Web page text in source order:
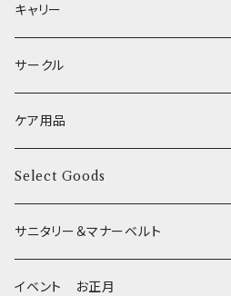
XSサイズ(テープ幅1.0cm) _ 首輪
etc.
季節限定 お正月
季節限定 バレンタイン&ホワイトデー
季節限定 夏
季節限定 ハロウィン
季節限定 クリスマス
食糞防止
給水器
食器台
カドラー／ベッド
トイレ
キャリー
サークル
サークル
サークルカバー
ケア用品
ブラシ類
デンタルケア
除菌・抗菌・消臭
Select Goods
Bichon Frise
サニタリー＆マナーベルト
イベント お正月